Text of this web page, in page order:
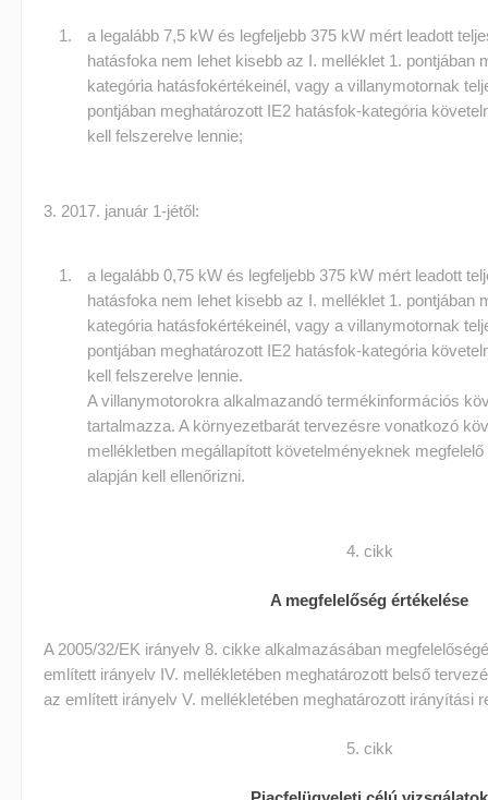
a legalább 7,5 kW és legfeljebb 375 kW mért leadott
hatásfoka nem lehet kisebb az I. melléklet 1. pontjában
kategória hatásfokértékeinél, vagy a villanymotornak
pontjában meghatározott IE2 hatásfok-kategória
kell felszerelve lennie;
3. 2017. január 1-jétől:
a legalább 0,75 kW és legfeljebb 375 kW mért leadott
hatásfoka nem lehet kisebb az I. melléklet 1. pontjában
kategória hatásfokértékeinél, vagy a villanymotornak
pontjában meghatározott IE2 hatásfok-kategória
kell felszerelve lennie.
A villanymotorokra alkalmazandó termékinformációs
tartalmazza. A környezetbarát tervezésre vonatkozó
mellékletben megállapított követelményeknek
alapján kell ellenőrizni.
4. cikk
A megfelelőség értékelése
A 2005/32/EK irányelv 8. cikke alkalmazásában
említett irányelv IV. mellékletében meghatározott belső
az említett irányelv V. mellékletében meghatározott irányítási
5. cikk